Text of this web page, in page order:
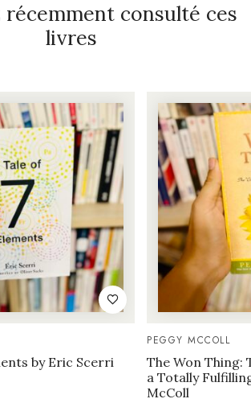
récemment consulté ces
livres
by Eric Scerri
PEGGY MCCOLL
The Won Thing:
a Totally
McColl